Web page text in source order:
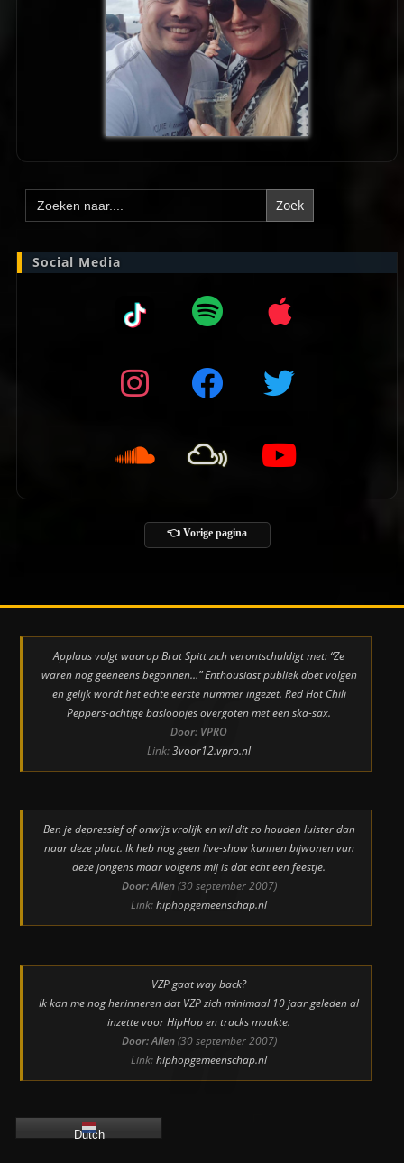
Zoek
naar:
Social Media
👈 Vorige pagina
Applaus volgt waarop Brat Spitt zich verontschuldigt met: “Ze
waren nog geeneens begonnen…” Enthousiast publiek doet volgen
en gelijk wordt het echte eerste nummer ingezet. Red Hot Chili
Peppers-achtige basloopjes overgoten met een ska-sax.
Door: VPRO
Link:3voor12.vpro.nl
Ben je depressief of onwijs vrolijk en wil dit zo houden luister dan
naar deze plaat. Ik heb nog geen live-show kunnen bijwonen van
deze jongens maar volgens mij is dat echt een feestje.
Door: Alien(30 september 2007)
Link:hiphopgemeenschap.nl
VZP gaat way back?
Ik kan me nog herinneren dat VZP zich minimaal 10 jaar geleden al
inzette voor HipHop en tracks maakte.
Door: Alien(30 september 2007)
Link:hiphopgemeenschap.nl
Dutch